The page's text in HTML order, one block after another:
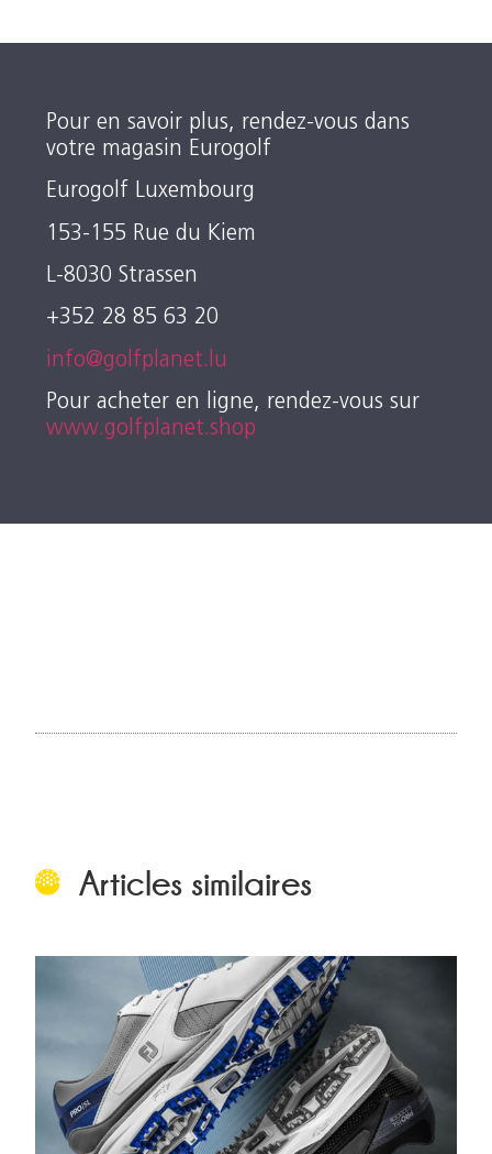
Pour en savoir plus, rendez-vous dans
votre magasin Eurogolf
Eurogolf Luxembourg
153-155 Rue du Kiem
L-8030 Strassen
+352 28 85 63 20
info@golfplanet.lu
Pour acheter en ligne, rendez-vous sur
www.golfplanet.shop
Articles similaires